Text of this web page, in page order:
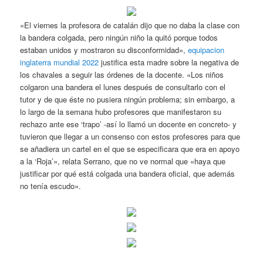
«El viernes la profesora de catalán dijo que no daba la clase con
la bandera colgada, pero ningún niño la quitó porque todos
estaban unidos y mostraron su disconformidad»,equipacion
inglaterra mundial 2022 justifica esta madre sobre la negativa de
los chavales a seguir las órdenes de la docente. «Los niños
colgaron una bandera el lunes después de consultarlo con el
tutor y de que éste no pusiera ningún problema; sin embargo, a
lo largo de la semana hubo profesores que manifestaron su
rechazo ante ese ‘trapo’ -así lo llamó un docente en concreto- y
tuvieron que llegar a un consenso con estos profesores para que
se añadiera un cartel en el que se especificara que era en apoyo
a la ‘Roja’», relata Serrano, que no ve normal que «haya que
justificar por qué está colgada una bandera oficial, que además
no tenía escudo».